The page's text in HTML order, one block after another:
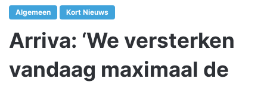
Algemeen Kort Nieuws
Arriva: ‘We versterken
vandaag maximaal de